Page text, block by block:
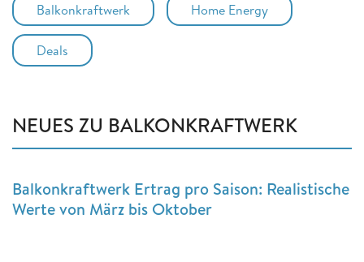
Balkonkraftwerk Home Energy
Deals
NEUES ZU BALKONKRAFTWERK
Balkonkraftwerk Ertrag pro Saison: Realistische
Werte von März bis Oktober